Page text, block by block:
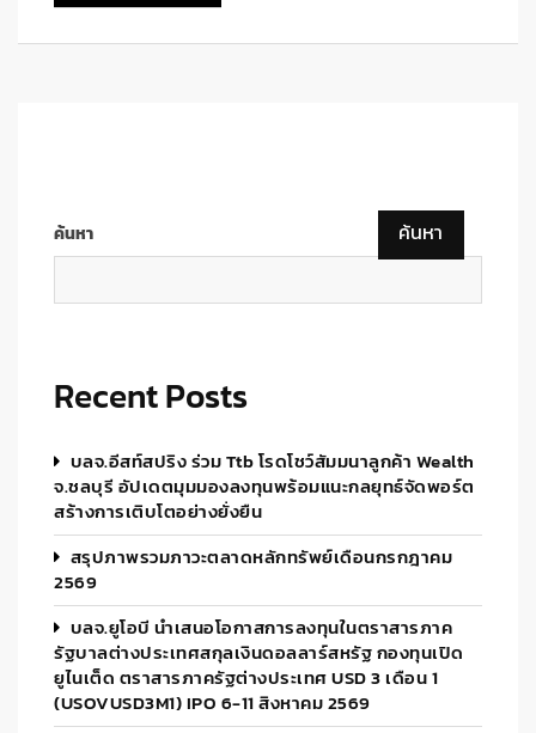
ค้นหา ค้นหา
Recent Posts
บลจ.อีสท์สปริง ร่วม Ttb โรดโชว์สัมมนาลูกค้า Wealth
จ.ชลบุรี อัปเดตมุมมองลงทุนพร้อมแนะกลยุทธ์จัดพอร์ต
สร้างการเติบโตอย่างยั่งยืน
สรุปภาพรวมภาวะตลาดหลักทรัพย์เดือนกรกฎาคม
2569
บลจ.ยูโอบี นำเสนอโอกาสการลงทุนในตราสารภาค
รัฐบาลต่างประเทศสกุลเงินดอลลาร์สหรัฐ กองทุนเปิด
ยูไนเต็ด ตราสารภาครัฐต่างประเทศ USD 3 เดือน 1
(USOVUSD3M1) IPO 6-11 สิงหาคม 2569